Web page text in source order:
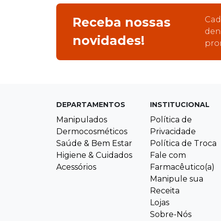
Receba nossas
novidades!
DEPARTAMENTOS
Manipulados
Dermocosméticos
Saúde & Bem Estar
Higiene & Cuidados
Acessórios
INSTITUCIONAL
Política de
Privacidade
Política de Troca
Fale com
Farmacêutico(a)
Manipule sua
Receita
Lojas
Sobre-Nós